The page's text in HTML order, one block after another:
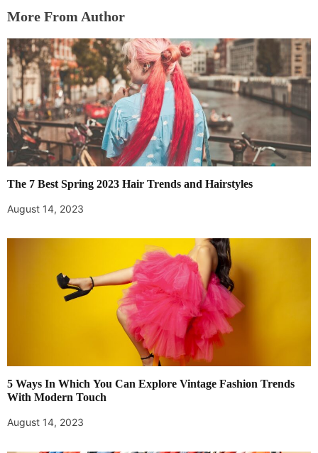
More From Author
The 7 Best Spring 2023 Hair Trends and Hairstyles
August 14, 2023
5 Ways In Which You Can Explore Vintage Fashion Trends
With Modern Touch
August 14, 2023